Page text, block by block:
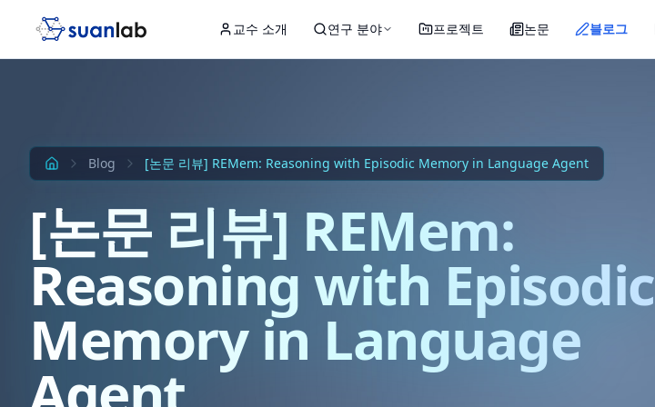
교수 소개 연구 분야 프로젝트 논문 블로그
Blog [논문 리뷰] REMem: Reasoning with Episodic Memory in Language Agent
[논문 리뷰] REMem:
Reasoning with Episodic
Memory in Language